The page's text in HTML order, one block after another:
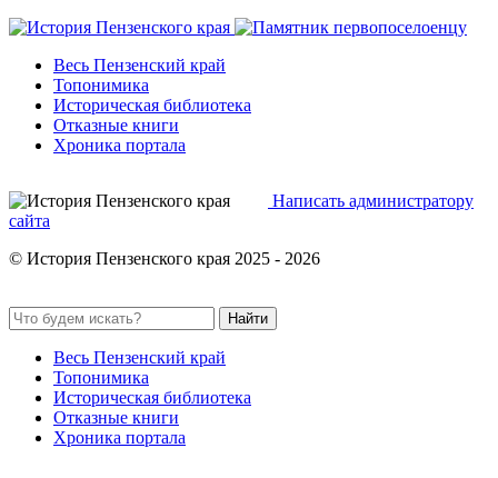
Весь Пензенский край
Топонимика
Историческая библиотека
Отказные книги
Хроника портала
Написать администратору
сайта
© История Пензенского края 2025 - 2026
Найти
Весь Пензенский край
Топонимика
Историческая библиотека
Отказные книги
Хроника портала